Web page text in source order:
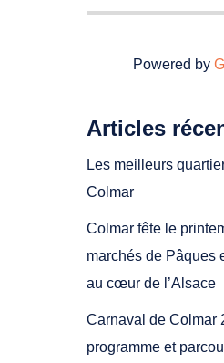
Powered by
Articles
Les meilleurs
Colmar
Colmar fête le
marchés de Pâques
au cœur de l’Alsace
Carnaval de Colmar
programme et